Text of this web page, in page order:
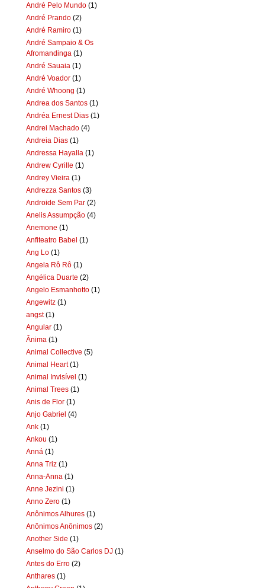
André Pelo Mundo (1)
André Prando (2)
André Ramiro (1)
André Sampaio & Os
Afromandinga (1)
André Sauaia (1)
André Voador (1)
André Whoong (1)
Andrea dos Santos (1)
Andréa Ernest Dias (1)
Andrei Machado (4)
Andreia Dias (1)
Andressa Hayalla (1)
Andrew Cyrille (1)
Andrey Vieira (1)
Andrezza Santos (3)
Androide Sem Par (2)
Anelis Assumpção (4)
Anemone (1)
Anfiteatro Babel (1)
Ang Lo (1)
Angela Rô Rô (1)
Angélica Duarte (2)
Angelo Esmanhotto (1)
Angewitz (1)
angst (1)
Angular (1)
Ânima (1)
Animal Collective (5)
Animal Heart (1)
Animal Invisível (1)
Animal Trees (1)
Anis de Flor (1)
Anjo Gabriel (4)
Ank (1)
Ankou (1)
Anná (1)
Anna Triz (1)
Anna-Anna (1)
Anne Jezini (1)
Anno Zero (1)
Anônimos Alhures (1)
Anônimos Anônimos (2)
Another Side (1)
Anselmo do São Carlos DJ (1)
Antes do Erro (2)
Anthares (1)